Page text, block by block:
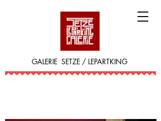
GALERIE SETZE / LEPARTKING